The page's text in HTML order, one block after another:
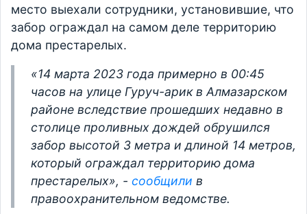
место выехали сотрудники, установившие, что
забор ограждал на самом деле территорию
дома престарелых.
«14 марта 2023 года примерно в 00:45
часов на улице Гуруч-арик в Алмазарском
районе вследствие прошедших недавно в
столице проливных дождей обрушился
забор высотой 3 метра и длиной 14 метров,
который ограждал территорию дома
престарелых», - сообщили в
правоохранительном ведомстве.